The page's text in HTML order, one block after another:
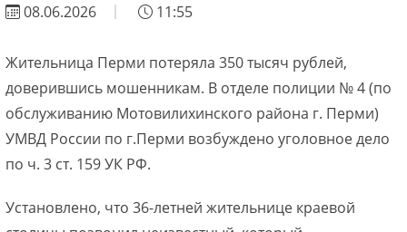
08.06.2026 11:55
Жительница Перми потеряла 350 тысяч рублей,
доверившись мошенникам. В отделе полиции № 4 (по
обслуживанию Мотовилихинского района г. Перми)
УМВД России по г.Перми возбуждено уголовное дело
по ч. 3 ст. 159 УК РФ.
Установлено, что 36-летней жительнице краевой